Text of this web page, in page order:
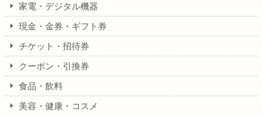
家電・デジタル機器
現金・金券・ギフト券
チケット・招待券
クーポン・引換券
食品・飲料
美容・健康・コスメ